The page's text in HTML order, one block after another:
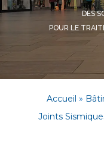
DES
POUR LE
Accueil »
Joints